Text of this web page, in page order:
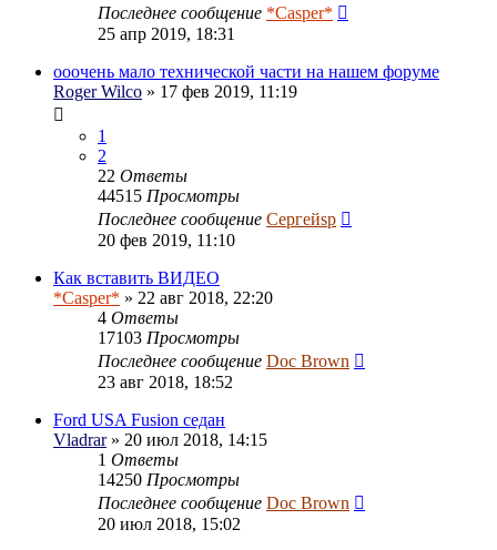
Последнее сообщение *Casper*
25 апр 2019, 18:31
ооочень мало технической части на нашем форуме
Roger Wilco » 17 фев 2019, 11:19
1
2
22 Ответы
44515 Просмотры
Последнее сообщение Сергейsp
20 фев 2019, 11:10
Как вставить ВИДЕО
*Casper* » 22 авг 2018, 22:20
4 Ответы
17103 Просмотры
Последнее сообщение Doc Brown
23 авг 2018, 18:52
Ford USA Fusion седан
Vladrar» 20 июл 2018, 14:15
1 Ответы
14250 Просмотры
Последнее сообщение Doc Brown
20 июл 2018, 15:02